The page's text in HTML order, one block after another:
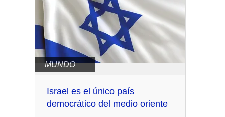
MUNDO
Israel es el único país
democrático del medio oriente